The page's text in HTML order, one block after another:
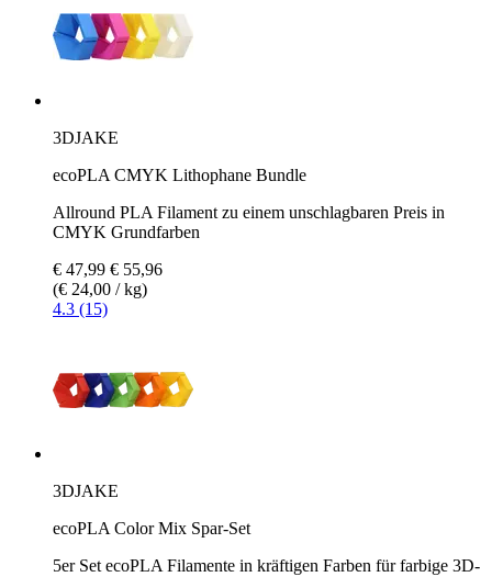
3DJAKE
ecoPLA CMYK Lithophane Bundle
Allround PLA Filament zu einem unschlagbaren Preis in
CMYK Grundfarben
€ 47,99 € 55,96
(€ 24,00 / kg)
4.3 (15)
3DJAKE
ecoPLA Color Mix Spar-Set
5er Set ecoPLA Filamente in kräftigen Farben für farbige 3D-